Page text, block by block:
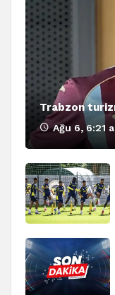
Trabzon
Ağu 6, 6:21